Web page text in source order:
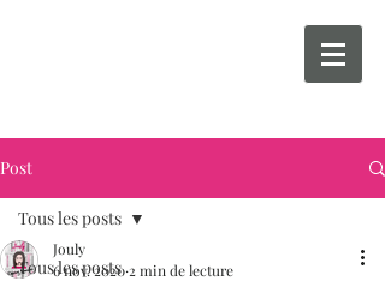
Post
Tous les posts
Tous les posts
Jouly
6 nov. 2020 2 min de lecture